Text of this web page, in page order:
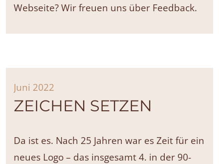
Webseite? Wir freuen uns über Feedback.
Juni 2022
ZEICHEN SETZEN
Da ist es. Nach 25 Jahren war es Zeit für ein
neues Logo – das insgesamt 4. in der 90-